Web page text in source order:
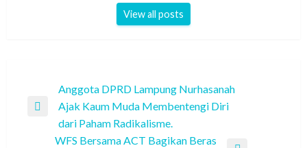
View all posts
Navigasi
pos
Previous
Anggota DPRD Lampung Nurhasanah
Ajak Kaum Muda Membentengi Diri
dari Paham Radikalisme.
WFS Bersama ACT Bagikan Beras